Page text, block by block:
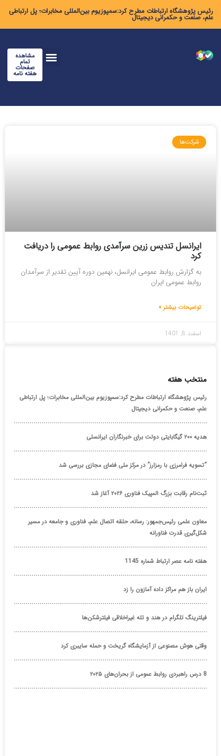
رئیس پژوهشگاه ارتباطات مطرح کرد:سمپوزیوم بین‌المللی مخابرات؛ پل ارتباطی
علم، صنعت و حکمرانی دیجیتال
مشاهده
تمام
صفحات
هفته نامه
شرکت‌ها
ایرانسل تندیس زرین سرآمدی روابط عمومی را دریافت
کرد
به گزارش روابط عمومی ایرانسل، نهمین دوره آیین تقدیر از سرآمدان
روابط عمومی ایران
توضیحات بیشتر »
اسفند 8, 1401
منتخب هفته
رئیس پژوهشگاه ارتباطات مطرح کرد:سمپوزیوم بین‌المللی مخابرات؛ پل ارتباطی
علم، صنعت و حکمرانی دیجیتال
هدیه ۲۰۰ گیگابایتی دولت برای خبرنگاران ایرانسلی
“تسویه فرامرزی با رمزارز” در مرکز ملی فضای مجازی بررسی شد
ثبت‌نام رقابت بزرگ المپیک فناوری ۲۰۲۶ آغاز شد
معاون علمی رئیس‌جمهور: رسانه، حلقه اتصال علم، فناوری و جامعه در مسیر
شکل‌گیری قدرت فناورانه
هفته نامه عصر ارتباط شماره 1145
ایران باز هم مراکز داده آمازون را زد
فیلترینگ تلگرام در هند و تله غیراخلاقی فیلترشکن‌ها
وقتی هوش مصنوعی از آزمایشگاه گریخت و حمله سایبری کرد
8 درس راهبردی روابط عمومی از بحران‌های ۲۰۲۵